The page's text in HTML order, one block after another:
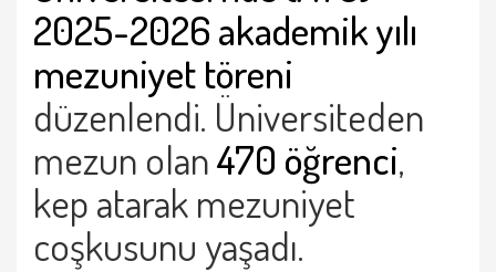
2025-2026 akademik yılı
mezuniyet töreni
düzenlendi. Üniversiteden
mezun olan470 öğrenci,
kep atarak mezuniyet
coşkusunu yaşadı.